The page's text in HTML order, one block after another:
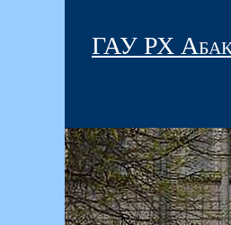
ГАУ РХ